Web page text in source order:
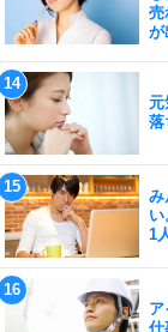
売
が
元
落
み
い
1
ア
仕